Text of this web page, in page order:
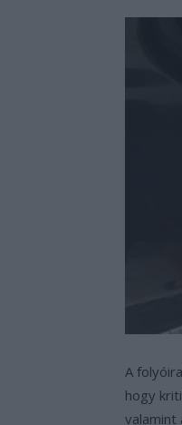
A
hogy